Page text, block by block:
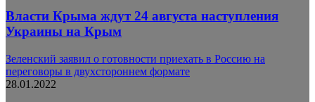
Власти Крыма ждут 24 августа наступления
Украины на Крым
Зеленский заявил о готовности приехать в Россию на
переговоры в двухстороннем формате
28.01.2022